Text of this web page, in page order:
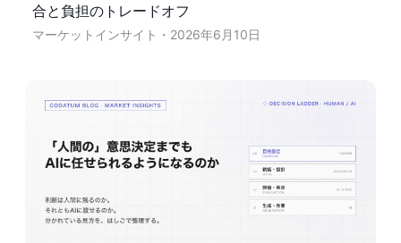
合と負担のトレードオフ
マーケットインサイト 2026年6月10日